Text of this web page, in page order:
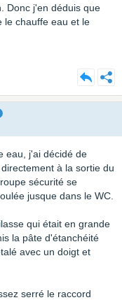
Donc j'en déduis que
le chauffe eau et le
eau, j'ai décidé de
à la sortie du
sécurité se
jusque dans le WC.
qui était en grande
la pâte d'étanchéité
avec un doigt et
serré le raccord